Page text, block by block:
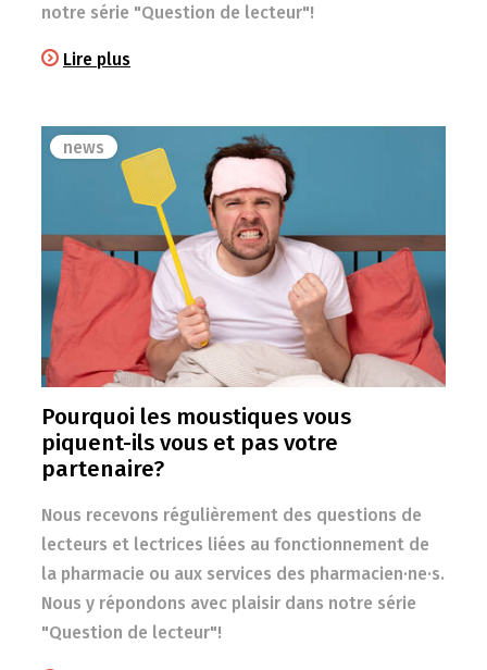
notre série "Question de lecteur"!
Lire plus
news
Pourquoi les moustiques vous
piquent-ils vous et pas votre
partenaire?
Nous recevons régulièrement des questions de
lecteurs et lectrices liées au fonctionnement de
la pharmacie ou aux services des pharmacien·ne·s.
Nous y répondons avec plaisir dans notre série
"Question de lecteur"!